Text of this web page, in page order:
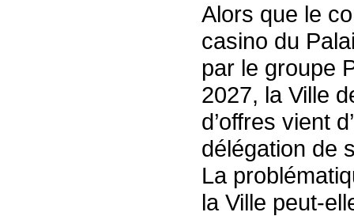
Alors que le
casino du
par le groupe
2027, la Ville
d’offres vient
délégation de
La
la Ville peut-